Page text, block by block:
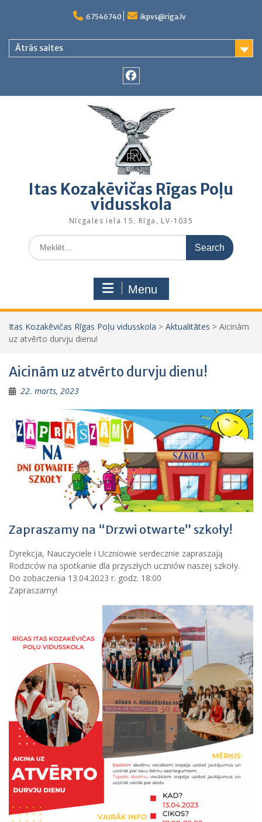
67546740 ikpvs@riga.lv
Ātrās saites
Itas Kozakēvičas Rīgas Poļu
vidusskola
Nīcgales iela 15, Rīga, LV-1035
Search
for:
Menu
Itas Kozakēvičas Rīgas Poļu vidusskola > Aktualitātes > Aicinām
uz atvērto durvju dienu!
Aicinām uz atvērto durvju dienu!
22. marts, 2023
Zapraszamy na “Drzwi otwarte” szkoły!
Dyrekcja, Nauczyciele i Uczniowie serdecznie zapraszają
Rodziców na spotkanie dla przyszłych uczniów naszej szkoły.
Do zobaczenia 13.04.2023 r. godz. 18:00
Zapraszamy!